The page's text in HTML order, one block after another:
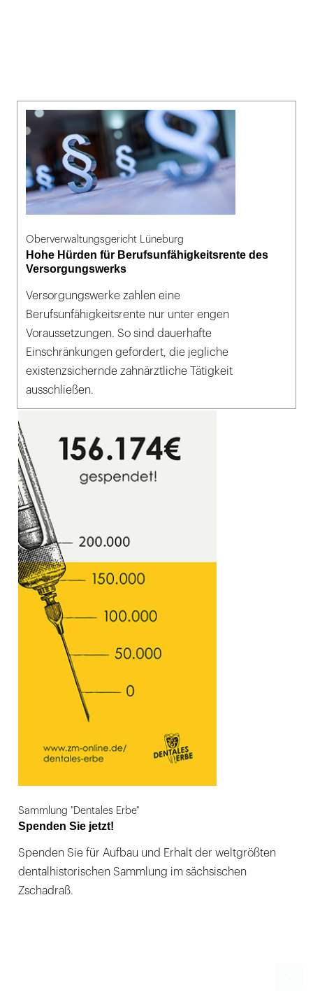
Oberverwaltungsgericht Lüneburg
Hohe Hürden für Berufsunfähigkeitsrente des
Versorgungswerks
Versorgungswerke zahlen eine
Berufsunfähigkeitsrente nur unter engen
Voraussetzungen. So sind dauerhafte
Einschränkungen gefordert, die jegliche
existenzsichernde zahnärztliche Tätigkeit
ausschließen.
Sammlung "Dentales Erbe"
Spenden Sie jetzt!
Spenden Sie für Aufbau und Erhalt der weltgrößten
dentalhistorischen Sammlung im sächsischen
Zschadraß.